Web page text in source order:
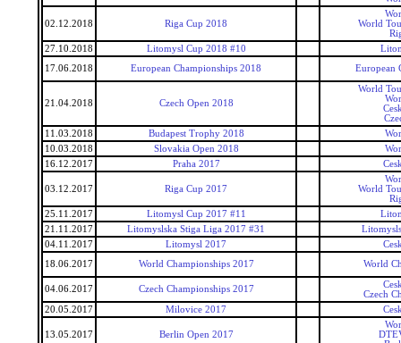
02.12.2018 Riga Cup 2018
World
27.10.2018
Litomysl Cup 2018 #10
17.06.2018
European Championships 2018 European
21.04.2018 Czech Open 2018
World
11.03.2018
Budapest Trophy 2018
10.03.2018
Slovakia Open 2018
16.12.2017
Praha 2017
03.12.2017 Riga Cup 2017
World
25.11.2017
Litomysl Cup 2017 #11
21.11.2017
Litomyslska Stiga Liga 2017 #31
04.11.2017
Litomysl 2017
18.06.2017
World Championships 2017 World
04.06.2017 Czech Championships 2017
Czech
20.05.2017
Milovice 2017
13.05.2017 Berlin Open 2017